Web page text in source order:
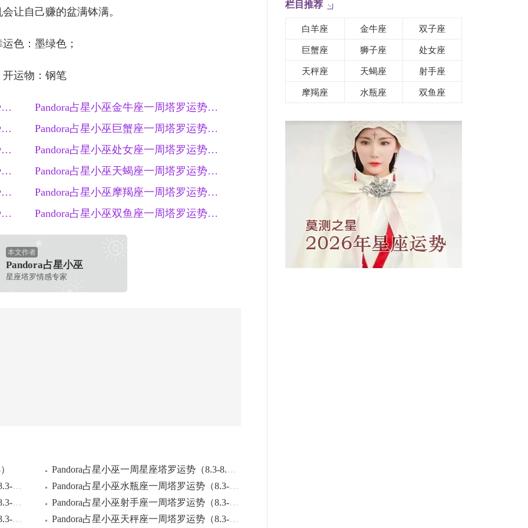
让自己赚的盆满钵满。
运色：墨绿色；
开运物：钢笔
Pandora占星小巫白羊座一周塔罗运势（12.8-12.14）
Pandora占星小巫金牛座一周塔罗运势（12.8-12.14）
Pandora占星小巫双子座一周塔罗运势（12.8-12.14）
Pandora占星小巫巨蟹座一周塔罗运势（12.8-12.14）
Pandora占星小巫狮子座一周塔罗运势（12.8-12.14）
Pandora占星小巫处女座一周塔罗运势（12.8-12.14）
Pandora占星小巫天秤座一周塔罗运势（12.8-12.14）
Pandora占星小巫天蝎座一周塔罗运势（12.8-12.14）
Pandora占星小巫射手座一周塔罗运势（12.8-12.14）
Pandora占星小巫摩羯座一周塔罗运势（12.8-12.14）
Pandora占星小巫水瓶座一周塔罗运势（12.8-12.14）
Pandora占星小巫双鱼座一周塔罗运势（12.8-12.14）
本文作者
Pandora占星小巫
星座塔罗情感专家
Pandora占星小巫一周星座塔罗运势（8.3-8.9）
Pandora占星小巫双鱼座一周塔罗运势（8.3-8.9）
Pandora占星小巫水瓶座一周塔罗运势（8.3-8.9）
Pandora占星小巫摩羯座一周塔罗运势（8.3-8.9）
Pandora占星小巫射手座一周塔罗运势（8.3-8.9）
Pandora占星小巫天蝎座一周塔罗运势（8.3-8.9）
Pandora占星小巫天秤座一周塔罗运势（8.3-8.9）
栏目推荐
白羊座 金牛座 双子座
巨蟹座 狮子座 处女座
天秤座 天蝎座 射手座
摩羯座 水瓶座 双鱼座